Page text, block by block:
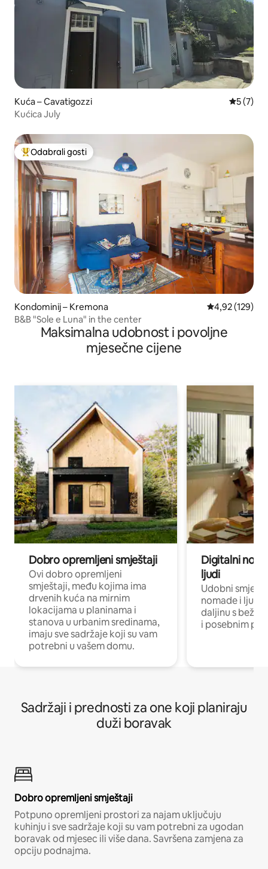
Kuća – Cavatigozzi
5 (7)
Kućica July
Među najviše rangiranima s oznakom „Odabrali gosti”
Odabrali gosti
Kondominij – Kremona Prosječna
4,92 (129)
B&B "Sole e Luna" in the center
Maksimalna udobnost i povoljne
mjesečne cijene
Dobro opremljeni smještaji
Ovi dobro opremljeni
smještaji, među kojima ima
drvenih kuća na mirnim
lokacijama u planinama i
stanova u urbanim sredinama,
imaju sve sadržaje koji su vam
potrebni u vašem domu.
Digitalni
ljudi
Udobni
nomade i ljude
daljinu s
i posebnim
Sadržaji i prednosti za one koji planiraju
duži boravak
Dobro opremljeni smještaji
Potpuno opremljeni prostori za najam uključuju
kuhinju i sve sadržaje koji su vam potrebni za ugodan
boravak od mjesec ili više dana. Savršena zamjena za
opciju podnajma.